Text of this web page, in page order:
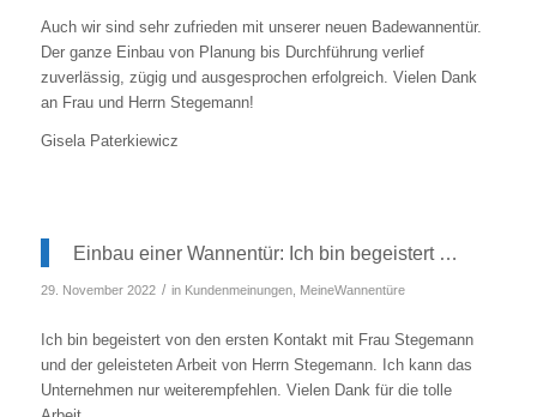
Auch wir sind sehr zufrieden mit unserer neuen Badewannentür.
Der ganze Einbau von Planung bis Durchführung verlief
zuverlässig, zügig und ausgesprochen erfolgreich. Vielen Dank
an Frau und Herrn Stegemann!
Gisela Paterkiewicz
Einbau einer Wannentür: Ich bin begeistert …
29. November 2022 / in Kundenmeinungen, MeineWannentüre
Ich bin begeistert von den ersten Kontakt mit Frau Stegemann
und der geleisteten Arbeit von Herrn Stegemann. Ich kann das
Unternehmen nur weiterempfehlen. Vielen Dank für die tolle